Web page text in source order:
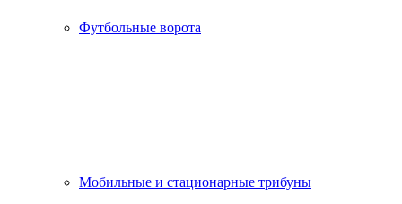
Футбольные ворота
Мобильные и стационарные трибуны